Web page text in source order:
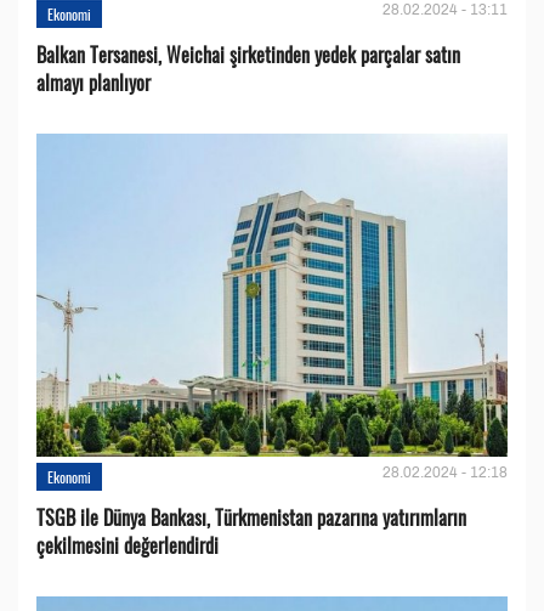
Ekonomi 28.02.2024 - 13:11
Balkan Tersanesi, Weichai şirketinden yedek parçalar satın
almayı planlıyor
Ekonomi 28.02.2024 - 12:18
TSGB ile Dünya Bankası, Türkmenistan pazarına yatırımların
çekilmesini değerlendirdi